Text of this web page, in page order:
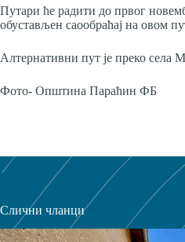
Путари ће радити до првог
обустављен саообраћај на овом
Алтернативни пут је преко села
Фото- Општина Параћин ФБ
Слични чланци